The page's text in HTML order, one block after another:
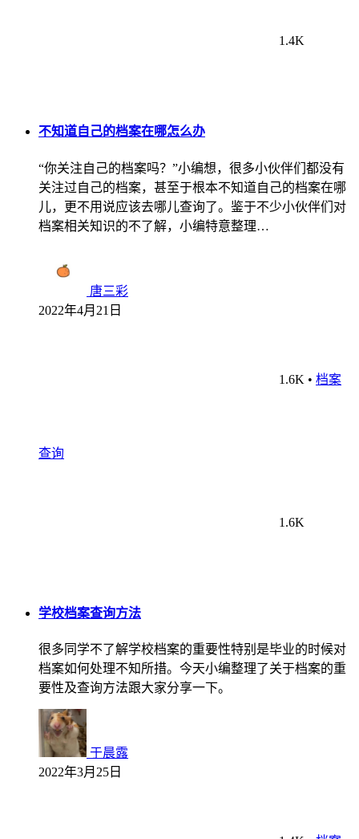
1.4K
不知道自己的档案在哪怎么办
“你关注自己的档案吗？”小编想，很多小伙伴们都没有
关注过自己的档案，甚至于根本不知道自己的档案在哪
儿，更不用说应该去哪儿查询了。鉴于不少小伙伴们对
档案相关知识的不了解，小编特意整理…
唐三彩
2022年4月21日
1.6K • 档案
查询
1.6K
学校档案查询方法
很多同学不了解学校档案的重要性特别是毕业的时候对
档案如何处理不知所措。今天小编整理了关于档案的重
要性及查询方法跟大家分享一下。
于晨露
2022年3月25日